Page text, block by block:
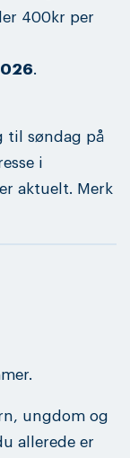
400kr per
.
til søndag på
i
aktuelt. Merk
ungdom og
allerede er